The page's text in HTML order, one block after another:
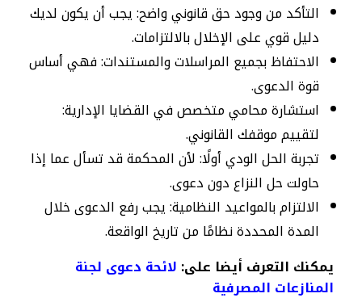
التأكد من وجود حق قانوني واضح: يجب أن يكون لديك
دليل قوي على الإخلال بالالتزامات.
الاحتفاظ بجميع المراسلات والمستندات: فهي أساس
قوة الدعوى.
استشارة محامي متخصص في القضايا الإدارية:
لتقييم موقفك القانوني.
تجربة الحل الودي أولًا: لأن المحكمة قد تسأل عما إذا
حاولت حل النزاع دون دعوى.
الالتزام بالمواعيد النظامية: يجب رفع الدعوى خلال
المدة المحددة نظامًا من تاريخ الواقعة.
يمكنك التعرف أيضا على: لائحة دعوى لجنة
المنازعات المصرفية​